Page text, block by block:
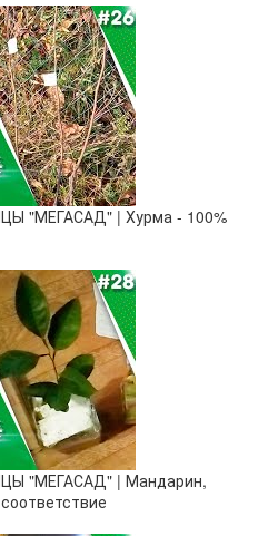
"МЕГАСАД" | Хурма - 100%
"МЕГАСАД" | Мандарин,